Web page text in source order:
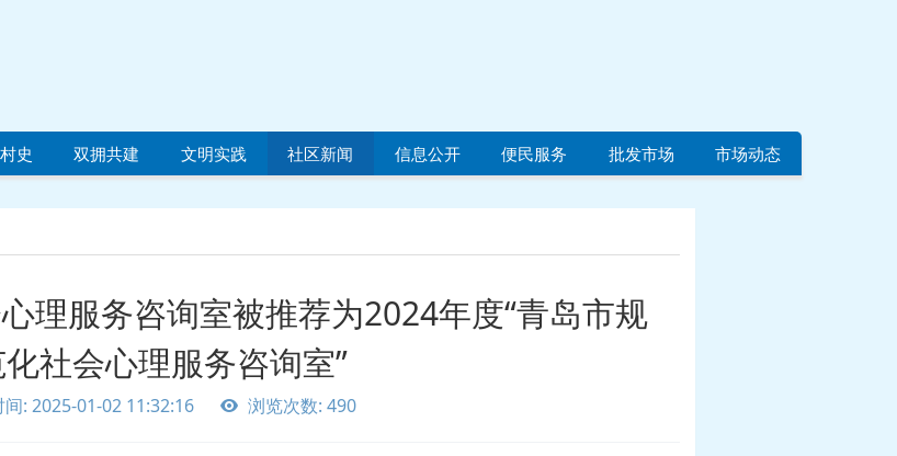
史 双拥共建 文明实践 社区新闻 信息公开 便民服务 批发市场 市场动态
理服务咨询室被推荐为2024年度“青岛市规
社会心理服务咨询室”
间: 2025-01-02 11:32:16 浏览次数: 490